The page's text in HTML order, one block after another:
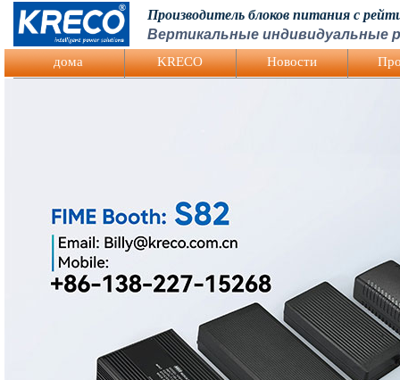
Logo Picture
Производитель блоков питания с
Вертикальные индивидуальные
дома KRECO Hовости